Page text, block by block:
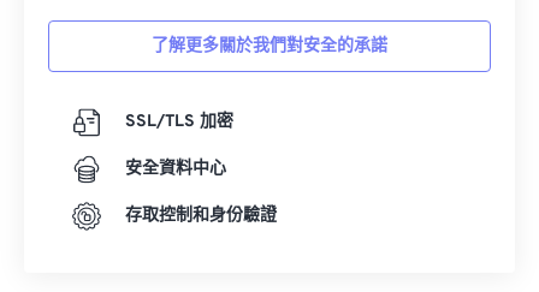
了解更多關於我們對安全的承諾
SSL/TLS 加密
安全資料中心
存取控制和身份驗證